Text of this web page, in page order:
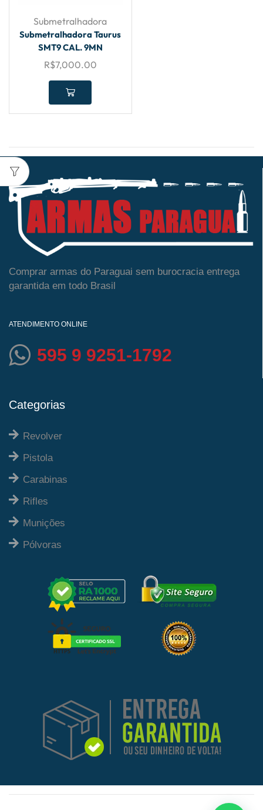
Submetralhadora
Submetralhadora Taurus
SMT9 CAL. 9MN
R$7,000.00
Comprar armas do Paraguai sem burocracia entrega
garantida em todo Brasil
ATENDIMENTO ONLINE
595 9 9251-1792
Categorias
Revolver
Pistola
Carabinas
Rifles
Munições
Pólvoras